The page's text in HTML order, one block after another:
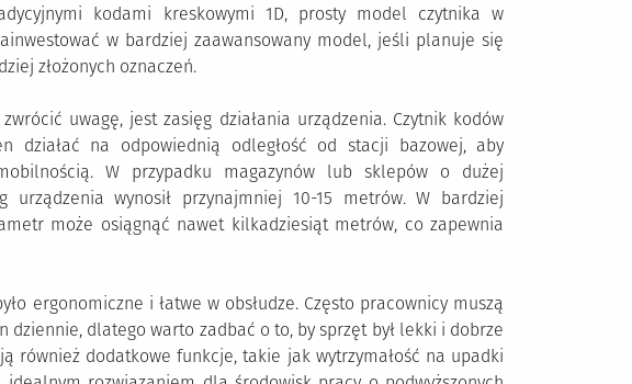
kodami kreskowymi 1D, prosty model czytnika w
w bardziej zaawansowany model, jeśli planuje się
złożonych oznaczeń.
uwagę, jest zasięg działania urządzenia. Czytnik kodów
działać na odpowiednią odległość od stacji bazowej, aby
W przypadku magazynów lub sklepów o dużej
urządzenia wynosił przynajmniej 10-15 metrów. W bardziej
może osiągnąć nawet kilkadziesiąt metrów, co zapewnia
ergonomiczne i łatwe w obsłudze. Często pracownicy muszą
dziennie, dlatego warto zadbać o to, by sprzęt był lekki i dobrze
również dodatkowe funkcje, takie jak wytrzymałość na upadki